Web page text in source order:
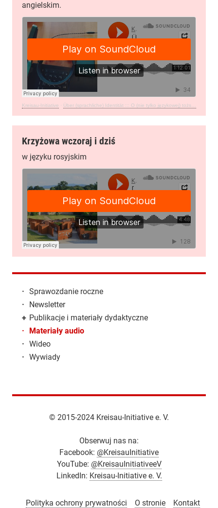
angielskim.
Kreisau-Initiative · Über (sprachliche) Identität ::: O (nie tylko językowej) tożsamości
Krzyżowa wczoraj i dziś
w języku rosyjskim
· Sprawozdanie roczne
·
Newsletter
+ Publikacje i materiały dydaktyczne
·
Materiały audio
· Wideo
· Wywiady
© 2015-2024 Kreisau-Initiative e. V.
Obserwuj nas na:
Facebook: @KreisauInitiative
YouTube: @KreisauInitiativeeV
LinkedIn: Kreisau-Initiative e. V.
Polityka ochrony prywatności O stronie Kontakt